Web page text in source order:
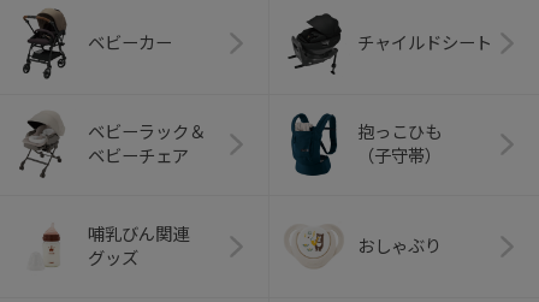
ベビーカー チャイルドシート
ベビーラック＆
ベビーチェア
抱っこひも
（子守帯）
哺乳びん関連
グッズ
おしゃぶり